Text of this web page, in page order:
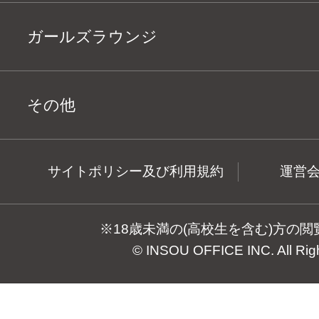
ガールズラウンジ
その他
サイトポリシー及び利用規約 運営
※18歳未満の(高校生を含む)方の閲
© INSOU OFFICE INC. All